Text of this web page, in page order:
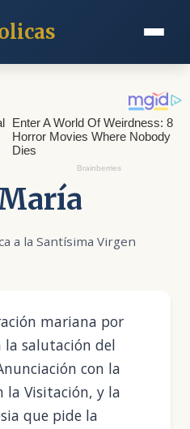
a la Santísima Virgen
mariana por
la salutación del
con la
la Visitación, y la
que pide la